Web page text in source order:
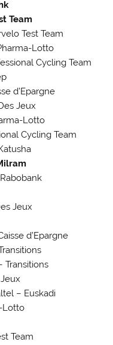
Team
Test Team
Lotto
Cycling Team
d’Epargne
Jeux
Lotto
Cycling Team
Jeux
d’Epargne
Transitions
– Euskadi
Lotto
Team